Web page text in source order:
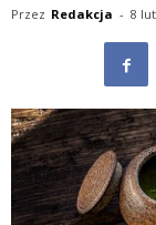
Przez Redakcja - 8